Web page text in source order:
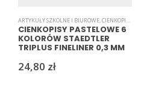
ARTYKUŁY SZKOLNE I BIUROWE,CIENKOPISY
CIENKOPISY PASTELOWE 6
KOLORÓW STAEDTLER
TRIPLUS FINELINER 0,3 MM
24,80 zł